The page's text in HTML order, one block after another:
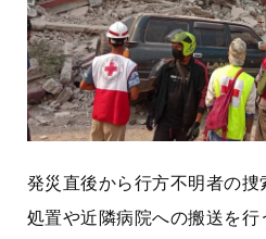
発災直後から行方不明者の
処置や近隣病院への搬送を